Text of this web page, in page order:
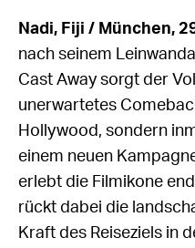
Nadi, Fiji / München,
nach seinem
Cast Away sorgt der
unerwartetes
Hollywood, sondern
einem neuen
erlebt die Filmikone
rückt dabei die
Kraft des Reiseziels in